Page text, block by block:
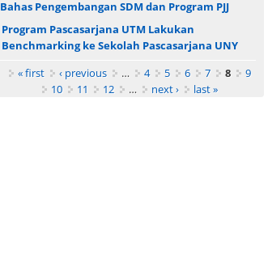
Bahas Pengembangan SDM dan Program PJJ
Program Pascasarjana UTM Lakukan
Benchmarking ke Sekolah Pascasarjana UNY
Pages
« first ‹ previous … 4 5 6 7 8
9
10
11 12 … next › last »